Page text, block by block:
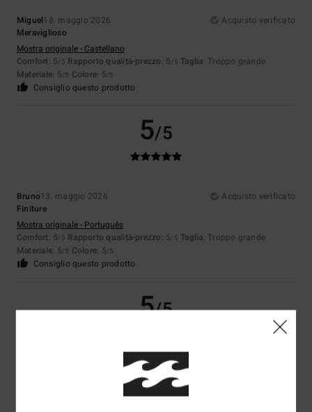
Miguel18. maggio 2026
Acquisto verificato
Meraviglioso
Mostra originale - Castellano
Comfort: 5/5 Rapporto qualità-prezzo: 5/5 Taglia: Troppo grande
Materiale: 5/5 Colore: 5/5
Consiglio questo prodotto
5/5
Bruno13. maggio 2026
Acquisto verificato
Finiture
Mostra originale - Português
Comfort: 5/5 Rapporto qualità-prezzo: 5/5 Taglia: Troppo grande
Materiale: 5/5 Colore: 5/5
Consiglio questo prodotto
5/5